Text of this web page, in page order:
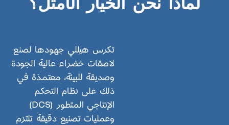
تكرس هيللي جهودها لصنع
لاصقات خضراء عالية الجودة
وصديقة للبيئة، معتمدَة في
ذلك على نظام التحكم
الإنتاجي المتطور (DCS)
وعمليات تصنيع دقيقة تلتزم